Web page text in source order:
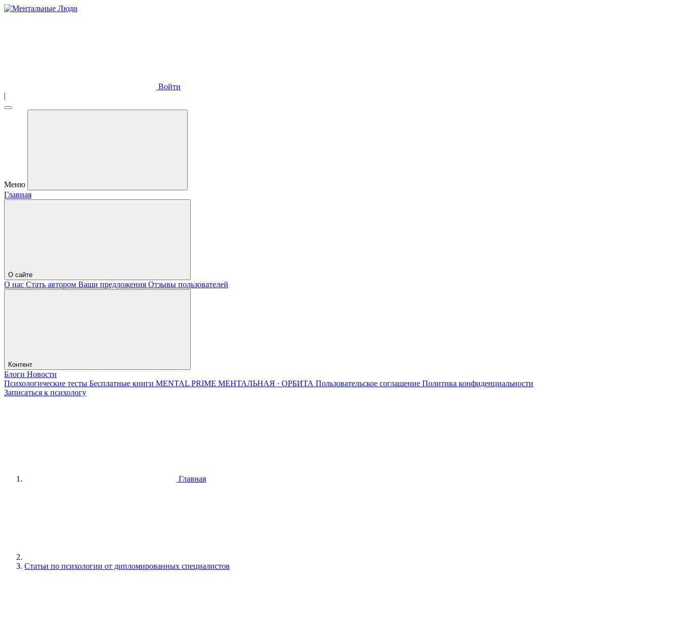
Войти
|
Меню
Главная
О сайте
О нас Стать автором Ваши предложения Отзывы пользователей
Контент
Блоги Новости
Психологические тесты Бесплатные книги MENTAL PRIME МЕНТАЛЬНАЯ · ОРБИТА Пользовательское соглашение Политика конфиденциальности
Записаться к психологу
Главная
Статьи по психологии от дипломированных специалистов